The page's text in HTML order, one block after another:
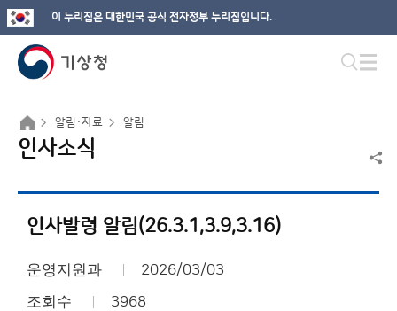
이 누리집은 대한민국 공식 전자정부 누리집입니다.
알림·자료 알림
인사소식
인사발령 알림(26.3.1,3.9,3.16)
운영지원과 2026/03/03
조회수 3968